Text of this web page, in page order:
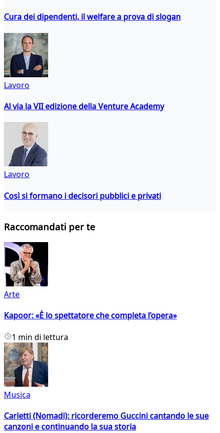
Cura dei dipendenti, il welfare a prova di slogan
Lavoro
Al via la VII edizione della Venture Academy
Lavoro
Così si formano i decisori pubblici e privati
Raccomandati per te
Arte
Kapoor: «È lo spettatore che completa l’opera»
1 min di lettura
Musica
Carletti (Nomadi): ricorderemo Guccini cantando le sue
canzoni e continuando la sua storia